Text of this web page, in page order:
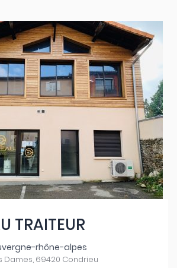
TRAITEUR
rhône-alpes
Dames, 69420 Condrieu